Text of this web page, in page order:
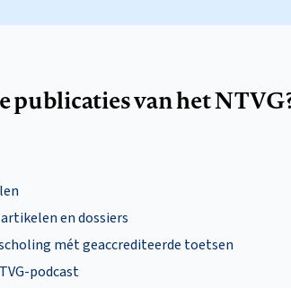
publicaties van het
en dossiers
mét geaccrediteerde toetsen
podcast